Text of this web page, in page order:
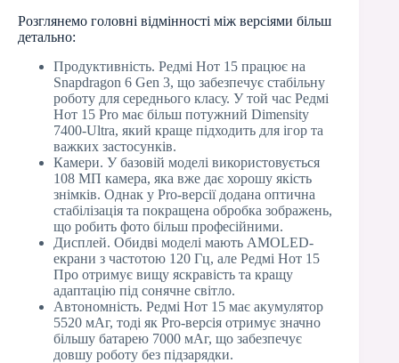
Розглянемо головні відмінності між версіями більш
детально:
Продуктивність. Редмі Нот 15 працює на
Snapdragon 6 Gen 3, що забезпечує стабільну
роботу для середнього класу. У той час Редмі
Нот 15 Pro має більш потужний Dimensity
7400-Ultra, який краще підходить для ігор та
важких застосунків.
Камери. У базовій моделі використовується
108 МП камера, яка вже дає хорошу якість
знімків. Однак у Pro-версії додана оптична
стабілізація та покращена обробка зображень,
що робить фото більш професійними.
Дисплей. Обидві моделі мають AMOLED-
екрани з частотою 120 Гц, але Редмі Нот 15
Про отримує вищу яскравість та кращу
адаптацію під сонячне світло.
Автономність. Редмі Нот 15 має акумулятор
5520 мАг, тоді як Pro-версія отримує значно
більшу батарею 7000 мАг, що забезпечує
довшу роботу без підзарядки.